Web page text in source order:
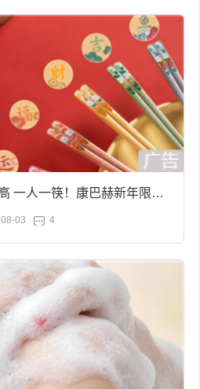
一人一筷！康巴赫新年限定
大促：19.9元
03 4